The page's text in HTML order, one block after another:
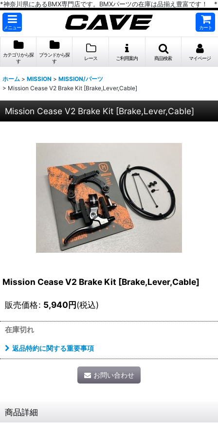
*神奈川県にあるBMX専門店です。BMXパーツの在庫は品揃え豊富です！ *
メニュー カート
カテゴリから探
す
ブランドから探
す
レース ご利用案内 商品検索 マイページ
ホーム > MISSION > MISSION/パーツ
> Mission Cease V2 Brake Kit [Brake,Lever,Cable]
Mission Cease V2 Brake Kit [Brake,Lever,Cable]
Mission Cease V2 Brake Kit [Brake,Lever,Cable]
販売価格: 5,940円(税込)
在庫切れ
返品特約に関する重要事項
お問い合わせ
商品詳細